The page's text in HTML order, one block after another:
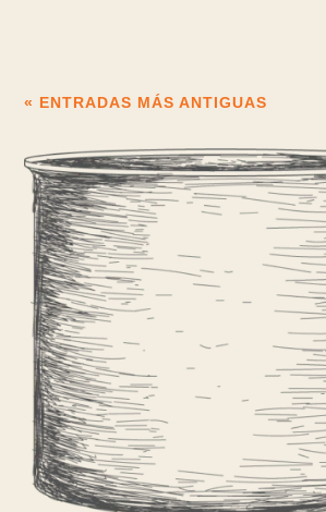
« ENTRADAS MÁS ANTIGUAS